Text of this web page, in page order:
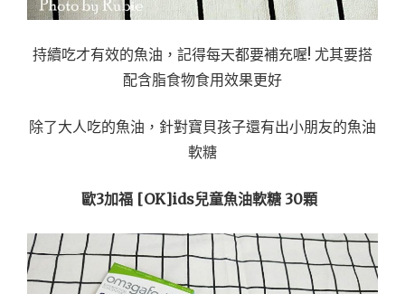
持續吃才有效的魚油，記得每天都要補充喔! 尤其要搭
配含脂食物食用效果更好
除了大人吃的魚油，針對寶貝孩子還有出小朋友的魚油
軟糖
歐3加福 [OK]ids兒童魚油軟糖 30顆